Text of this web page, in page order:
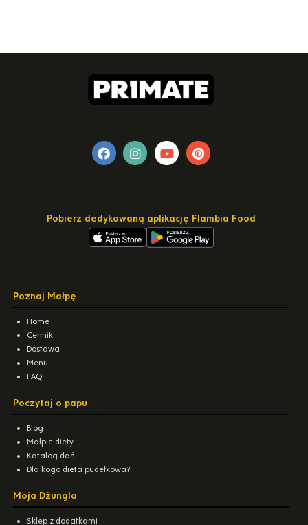
Pobierz dedykowaną aplikację Flambia Food
Poznaj Małpę
Home
Cennik
Dostawa
Menu
FAQ
Poczytaj o papu
Blog
Małpie diety
Katalog dań
Dla kogo dieta pudełkowa?
Moja Dżungla
Sklep z dodatkami